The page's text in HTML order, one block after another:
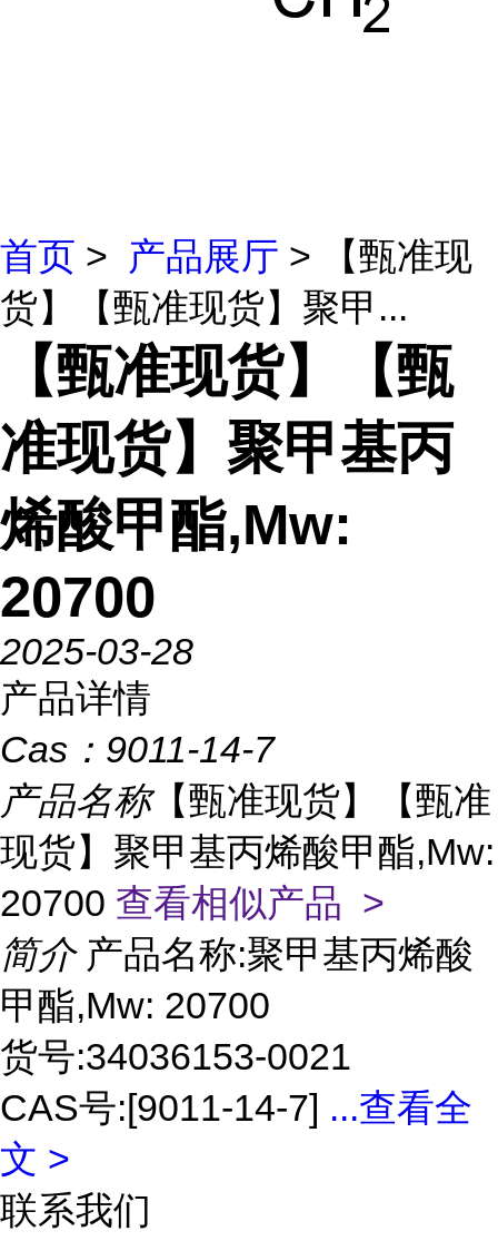
首页 > 产品展厅 > 【甄准现
货】【甄准现货】聚甲...
【甄准现货】【甄
准现货】聚甲基丙
烯酸甲酯,Mw:
20700
2025-03-28
产品详情
Cas： 9011-14-7
产品名称【甄准现货】【甄准
现货】聚甲基丙烯酸甲酯,Mw:
20700 查看相似产品 >
简介 产品名称:聚甲基丙烯酸
甲酯,Mw: 20700
货号:34036153-0021
CAS号:[9011-14-7] ...查看全
文 >
联系我们